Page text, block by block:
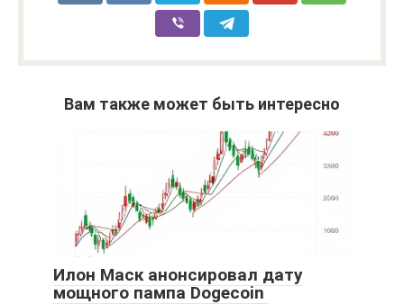
Вам также может быть интересно
Илон Маск анонсировал дату
мощного пампа Dogecoin